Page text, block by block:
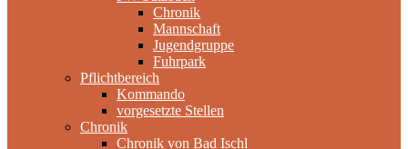
Chronik
Mannschaft
Jugendgruppe
Fuhrpark
Pflichtbereich
Kommando
vorgesetzte Stellen
Chronik
Chronik von Bad Ischl